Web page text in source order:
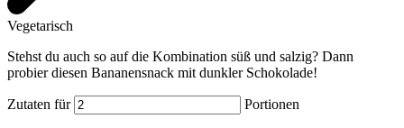
Vegetarisch
Stehst du auch so auf die Kombination süß und salzig? Dann
probier diesen Bananensnack mit dunkler Schokolade!
Zutaten für Portionen